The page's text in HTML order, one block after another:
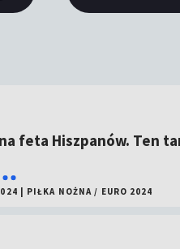
feta Hiszpanów. Ten
PIŁKA NOŻNA / EURO 2024